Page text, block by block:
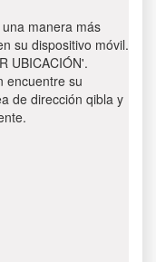
manera más
su dispositivo móvil.
UBICACIÓN'.
encuentre su
de dirección qibla y